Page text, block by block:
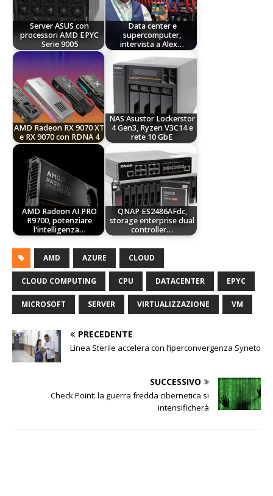
Server ASUS con
processori AMD EPYC
Serie 9005
Data center e
supercomputer,
intervista a Alex…
AMD Radeon RX 9070 XT
e RX 9070 con RDNA 4
NAS Asustor Lockerstor
4 Gen3, Ryzen V3C14 e
rete 10 GbE
AMD Radeon AI PRO
R9700, potenziare
l'intelligenza…
QNAP ES2486AFdc,
storage enterprise dual
controller…
AMD AZURE CLOUD
CLOUD COMPUTING CPU DATACENTER EPYC
MICROSOFT SERVER VIRTUALIZZAZIONE VM
PRECEDENTE
Linea Sterile accelera con l’iperconvergenza Syneto
SUCCESSIVO
Check Point: la guerra fredda cibernetica si
intensificherà